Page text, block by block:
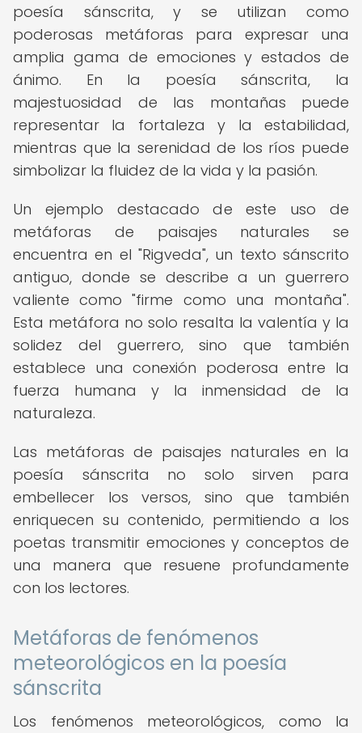
poesía sánscrita, y se utilizan como
poderosas metáforas para expresar una
amplia gama de emociones y estados de
ánimo. En la poesía sánscrita, la
majestuosidad de las montañas puede
representar la fortaleza y la estabilidad,
mientras que la serenidad de los ríos puede
simbolizar la fluidez de la vida y la pasión.
Un ejemplo destacado de este uso de
metáforas de paisajes naturales se
encuentra en el "Rigveda", un texto sánscrito
antiguo, donde se describe a un guerrero
valiente como "firme como una montaña".
Esta metáfora no solo resalta la valentía y la
solidez del guerrero, sino que también
establece una conexión poderosa entre la
fuerza humana y la inmensidad de la
naturaleza.
Las metáforas de paisajes naturales en la
poesía sánscrita no solo sirven para
embellecer los versos, sino que también
enriquecen su contenido, permitiendo a los
poetas transmitir emociones y conceptos de
una manera que resuene profundamente
con los lectores.
Metáforas de fenómenos
meteorológicos en la poesía
sánscrita
Los fenómenos meteorológicos, como la